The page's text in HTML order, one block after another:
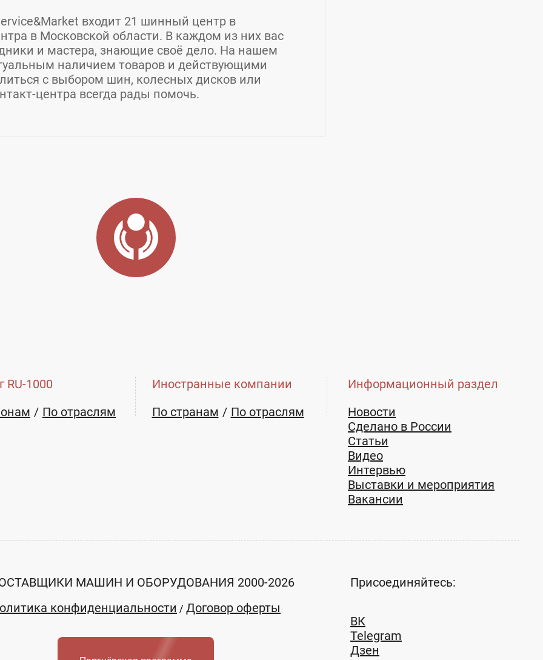
входит 21 шинный центр в
в Московской области. В каждом из них вас
и мастера, знающие своё дело. На нашем
наличием товаров и действующими
с выбором шин, колесных дисков или
центра всегда рады помочь.
округ, ​д.Брёхово, Пятницкое шоссе 22
ivanor.msk@mail.ru
RU-1000
По отраслям
Иностранные компании
По странам
По отраслям
Информационный раздел
Новости
Сделано в России
Статьи
Видео
Интервью
Выставки и мероприятия
Вакансии
МАШИН И ОБОРУДОВАНИЯ 2000-2026
конфиденциальности / Договор оферты
Присоединяйтесь:
ВК
Telegram
Дзен